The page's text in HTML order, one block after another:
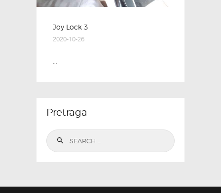
Joy Lock 3
2020-10-26
Pretraga
Search
for: